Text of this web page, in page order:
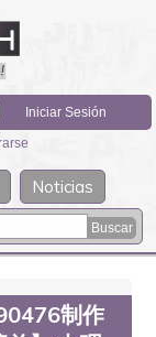
Noticias
制作